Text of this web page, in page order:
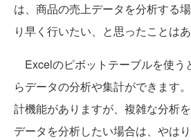
は、商品の売上データを分析する
り早く行いたい、と思ったことは
Excelのピボットテーブルを使う
らデータの分析や集計ができます
計機能がありますが、複雑な分析
データを分析したい場合は、やは